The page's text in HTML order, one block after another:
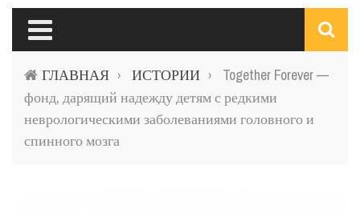
ГЛАВНАЯ › ИСТОРИИ ›
Together Forever —
фонд, дарящий надежду детям с редкими
неврологическими заболеваниями головного и
спинного мозга